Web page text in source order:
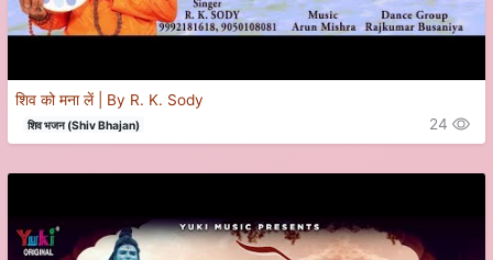
शिव को मना लें | By R. K. Sody
शिव भजन (Shiv Bhajan) 24